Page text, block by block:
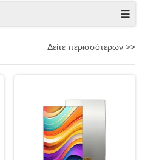
Δείτε περισσότερων >>